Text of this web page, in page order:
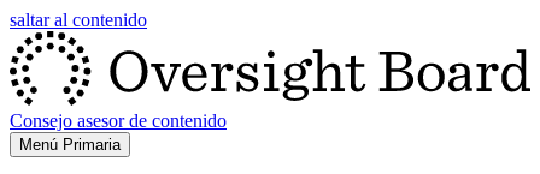
saltar al contenido
Consejo asesor de contenido
Menú Primaria